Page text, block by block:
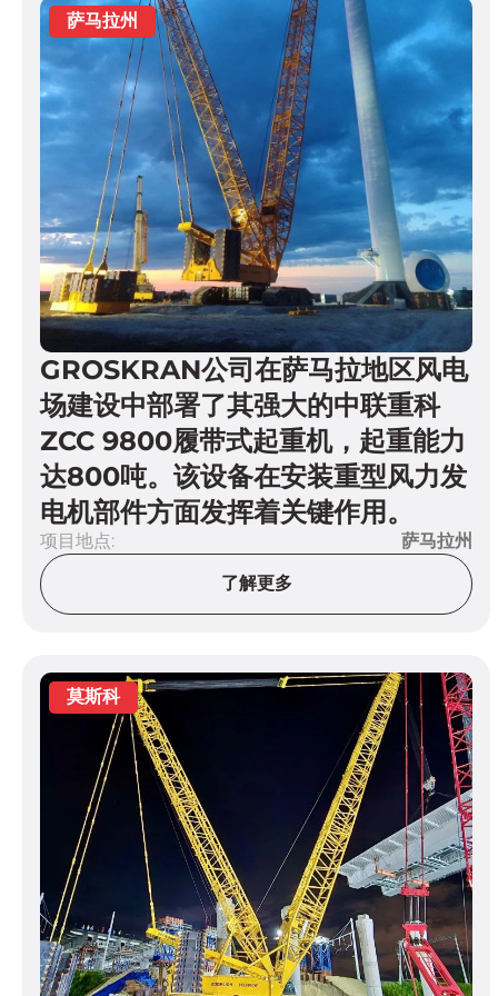
GROSKRAN公司在萨马拉地区风电
场建设中部署了其强大的中联重科
ZCC 9800履带式起重机，起重能力
达800吨。该设备在安装重型风力发
电机部件方面发挥着关键作用。
项目地点:
萨马拉州
了解更多